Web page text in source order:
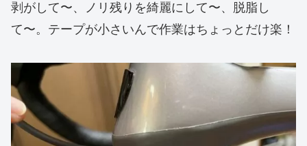
剥がして〜、ノリ残りを綺麗にして〜、脱脂し
て〜。テープが小さいんで作業はちょっとだけ楽！